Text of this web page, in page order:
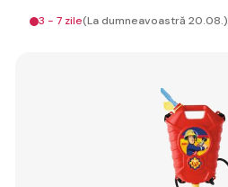
3 - 7 zile(La dumneavoastră 20.08.)